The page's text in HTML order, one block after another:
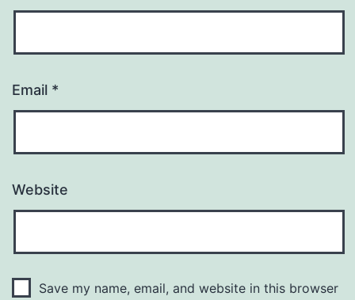
Email *
Website
Save my name, email, and website in this browser